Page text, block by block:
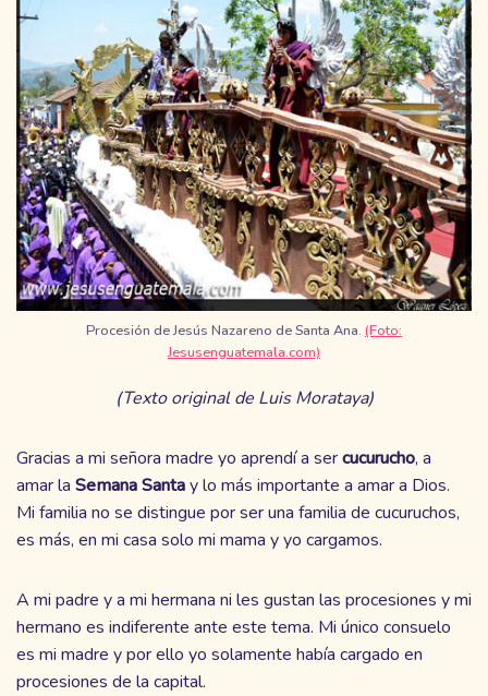
Procesión de Jesús Nazareno de Santa Ana. (Foto:
Jesusenguatemala.com)
(Texto original de Luis Morataya)
Gracias a mi señora madre yo aprendí a sercucurucho, a
amar la SemanaSantay lo más importante a amar a Dios.
Mi familia no se distingue por ser una familia de cucuruchos,
es más, en mi casa solo mi mama y yo cargamos.
A mi padre y a mi hermana ni les gustan las procesiones y mi
hermano es indiferente ante este tema. Mi único consuelo
es mi madre y por ello yo solamente había cargado en
procesiones de la capital.